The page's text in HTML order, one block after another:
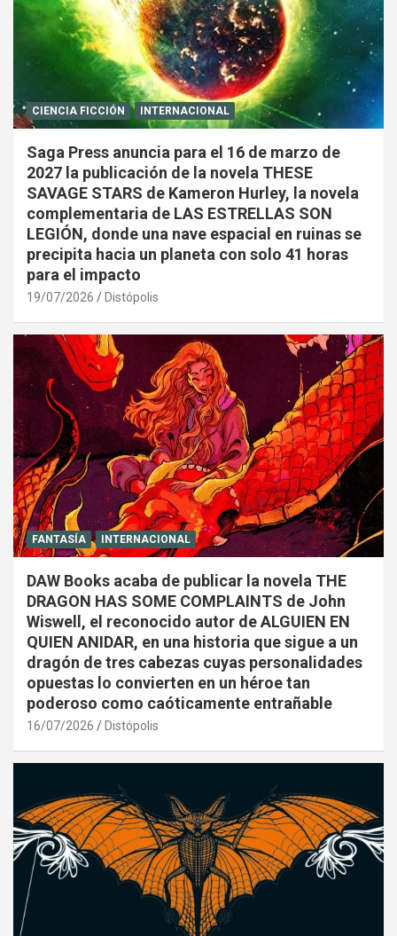
CIENCIA FICCIÓN INTERNACIONAL
Saga Press anuncia para el 16 de marzo de
2027 la publicación de la novela THESE
SAVAGE STARS de Kameron Hurley, la novela
complementaria de LAS ESTRELLAS SON
LEGIÓN, donde una nave espacial en ruinas se
precipita hacia un planeta con solo 41 horas
para el impacto
19/07/2026 Distópolis
FANTASÍA INTERNACIONAL
DAW Books acaba de publicar la novela THE
DRAGON HAS SOME COMPLAINTS de John
Wiswell, el reconocido autor de ALGUIEN EN
QUIEN ANIDAR, en una historia que sigue a un
dragón de tres cabezas cuyas personalidades
opuestas lo convierten en un héroe tan
poderoso como caóticamente entrañable
16/07/2026 Distópolis